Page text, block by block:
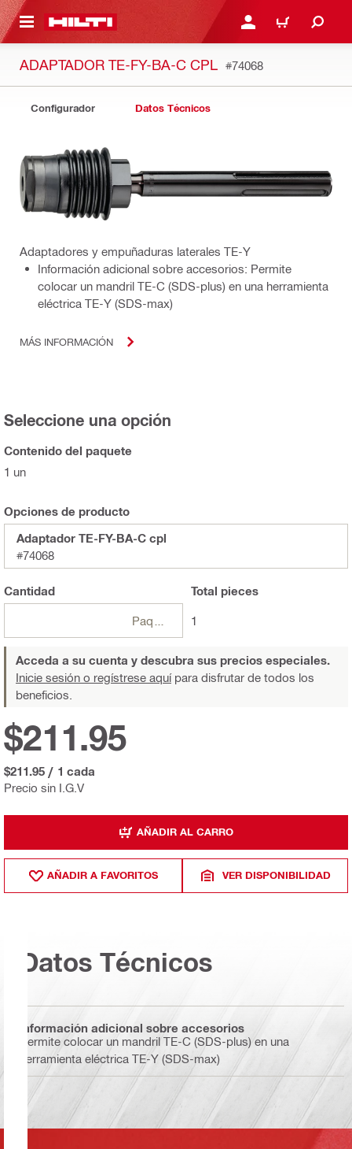
PRINCIPAL INICIE SESIÓN O
CARRITO
ADAPTADOR TE-FY-BA-C CPL #74068
Configurador Datos Técnicos
Adaptadores y empuñaduras laterales TE-Y
Información adicional sobre accesorios: Permite
colocar un mandril TE-C (SDS-plus) en una herramienta
eléctrica TE-Y (SDS-max)
MÁS INFORMACIÓN
Seleccione una opción
Contenido del paquete
1 un
Opciones de producto
Adaptador TE-FY-BA-C cpl
#74068
Cantidad Total pieces
1
Acceda a su cuenta y descubra sus precios especiales.
Inicie sesión o regístrese aquípara disfrutar de todos los
beneficios.
Precio sin I.G.V
$211.95
$211.95 / 1 cada
AÑADIR AL CARRO
AÑADIR A FAVORITOS VER DISPONIBILIDAD
Datos Técnicos
Información adicional sobre accesorios
Permite colocar un mandril TE-C (SDS-plus) en una
herramienta eléctrica TE-Y (SDS-max)